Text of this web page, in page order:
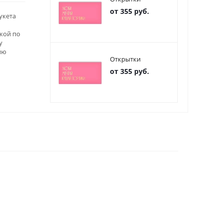
по
от 355 руб.
Открытки
от 355 руб.